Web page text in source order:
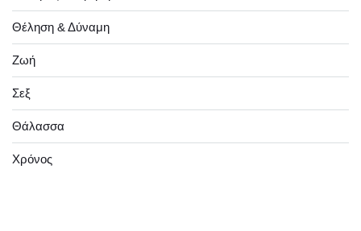
Θέληση & Δύναμη
Ζωή
Σεξ
Θάλασσα
Χρόνος